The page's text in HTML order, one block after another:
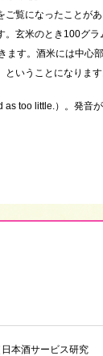
覧になったことが
玄米のとき100グラ
す。酒米には中心
いうことになります
too little.）。発音
本酒サービス研究